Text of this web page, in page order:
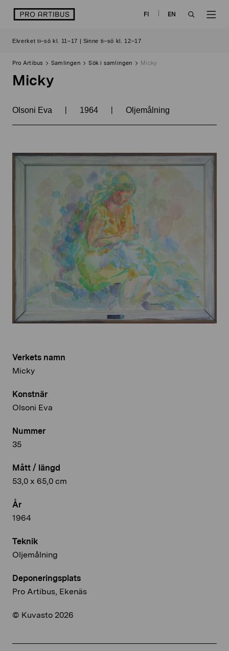
logo FI
EN
Elverket ti–sö kl. 11–17 | Sinne ti–sö kl. 12–17
Pro Artibus Samlingen Sök i samlingen Micky
Micky
Olsoni Eva | 1964 | Oljemålning
Verkets namn
Micky
Konstnär
Olsoni Eva
Nummer
35
Mått / längd
53,0 x 65,0 cm
År
1964
Teknik
Oljemålning
Deponeringsplats
Pro Artibus, Ekenäs
© Kuvasto 2026